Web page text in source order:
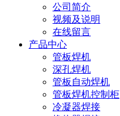
公司简介
视频及说明
在线留言
产品中心
管板焊机
深孔焊机
管板自动焊机
管板焊机控制柜
冷凝器焊接